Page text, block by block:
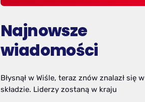
Najnowsze
wiadomości
Błysnął w Wiśle, teraz znów znalazł się w
składzie. Liderzy zostaną w kraju